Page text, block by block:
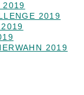
2019
2019
2019